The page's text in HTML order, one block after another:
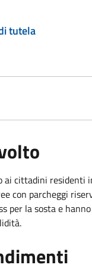
tutela
ai cittadini residenti
con parcheggi
per la sosta e